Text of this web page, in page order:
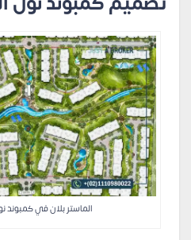
الماستر بلان في كمبوند